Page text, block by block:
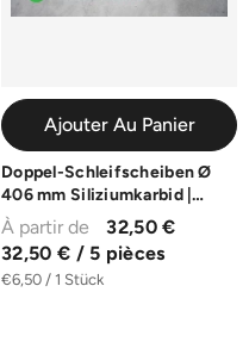
Ajouter Au Panier
Doppel-Schleifscheiben Ø
406 mm Siliziumkarbid |
10er-Pack | K16-K100
À partir de
32,50 €
32,50 € / 5 pièces
€6,50 / 1 Stück